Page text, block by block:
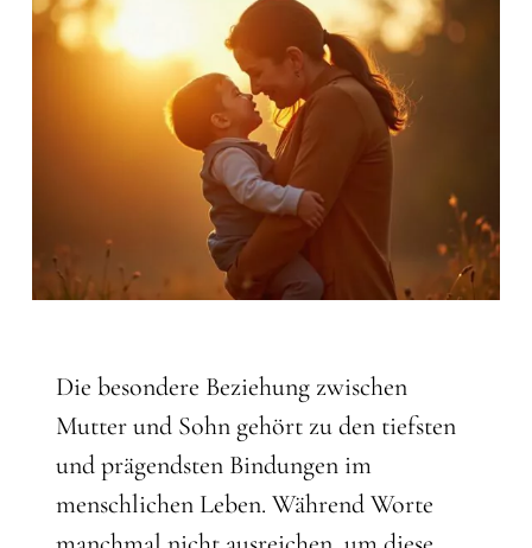
Die besondere Beziehung zwischen
Mutter und Sohn gehört zu den tiefsten
und prägendsten Bindungen im
menschlichen Leben. Während Worte